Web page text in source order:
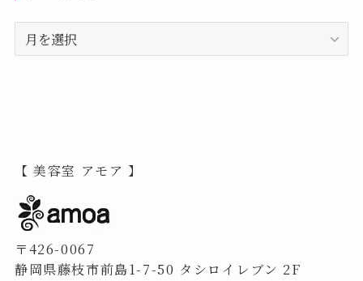
ア
ー
【 美容室 アモア 】
〒426-0067
静岡県藤枝市前島1-7-50 タシロイレブン 2F